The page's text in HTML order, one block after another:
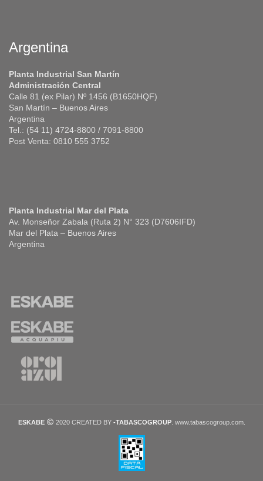
Argentina
Planta Industrial San Martín
Administración Central
Calle 81 (ex Pilar) Nº 1456 (B1650HQF)
San Martín – Buenos Aires
Argentina
Tel.: (54 11) 4724-8800 / 7091-8800
Post Venta: 0810 555 3752
Planta Industrial Mar del Plata
Av. Monseñor Zabala (Ruta 2) N° 323 (D7606IFD)
Mar del Plata – Buenos Aires
Argentina
ESKABE 2020 CREATED BY -TABASCOGROUP. www.tabascogroup.com.